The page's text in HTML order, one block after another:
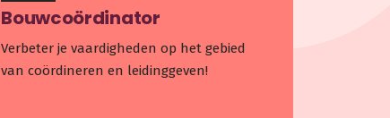
Bouwcoördinator
Verbeter je vaardigheden op het gebied
van coördineren en leidinggeven!